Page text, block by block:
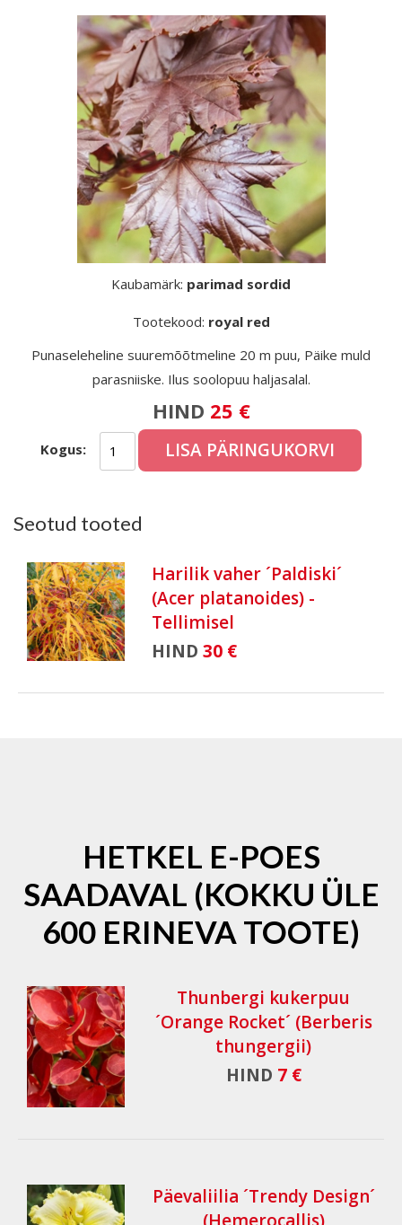
Kaubamärk: parimad sordid
Tootekood: royal red
Punaseleheline suuremõõtmeline 20 m puu, Päike muld
parasniiske. Ilus soolopuu haljasalal.
HIND 25 €
Kogus: LISA PÄRINGUKORVI
Seotud tooted
Harilik vaher ´Paldiski´
(Acer platanoides) -
Tellimisel
HIND 30 €
HETKEL E-POES
SAADAVAL (KOKKU ÜLE
600 ERINEVA TOOTE)
Thunbergi kukerpuu
´Orange Rocket´ (Berberis
thungergii)
HIND 7 €
Päevaliilia ´Trendy Design´